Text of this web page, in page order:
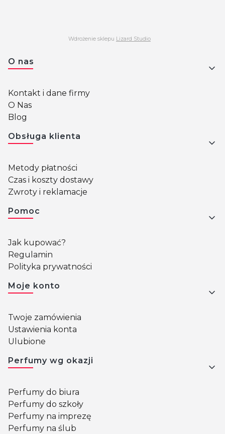
Wdrożenie sklepu Lizard Studio
Linki w stopce
O nas
Kontakt i dane firmy
O Nas
Blog
Obsługa klienta
Metody płatności
Czas i koszty dostawy
Zwroty i reklamacje
Pomoc
Jak kupować?
Regulamin
Polityka prywatności
Moje konto
Twoje zamówienia
Ustawienia konta
Ulubione
Perfumy wg okazji
Perfumy do biura
Perfumy do szkoły
Perfumy na imprezę
Perfumy na ślub